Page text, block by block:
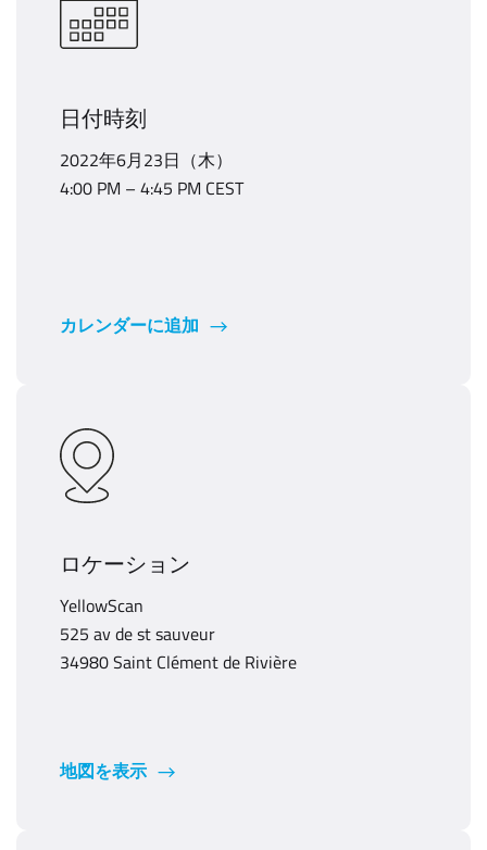
日付時刻
2022年6月23日（木）
4:00 PM – 4:45 PM CEST
カレンダーに追加
ロケーション
YellowScan
525 av de st sauveur
34980 Saint Clément de Rivière
地図を表示